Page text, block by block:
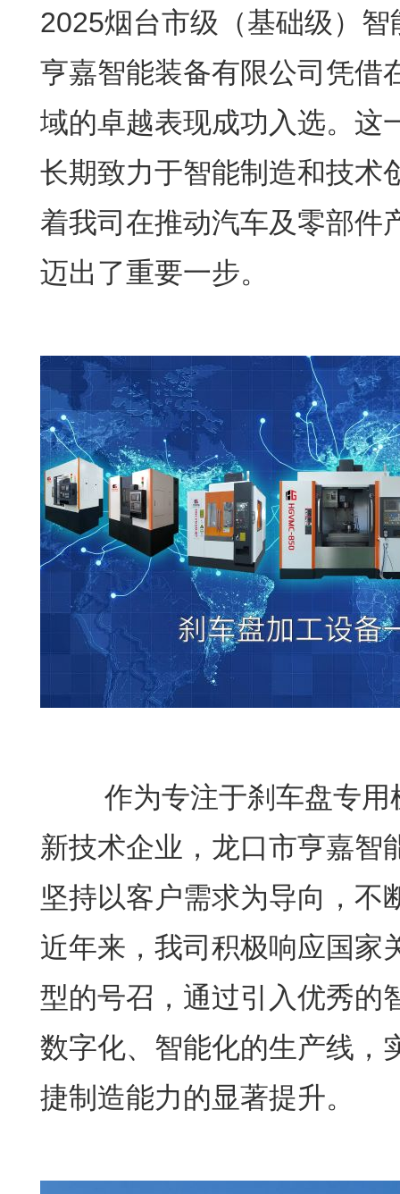
2025烟台市级（基础级）
亨嘉智能装备有限公司凭借
域的卓越表现成功入选。这
长期致力于智能制造和技术
着我司在推动汽车及零部件
迈出了重要一步。
作为专注于刹车盘专用
新技术企业，龙口市亨嘉智
坚持以客户需求为导向，不
近年来，我司积极响应国家
型的号召，通过引入优秀的
数字化、智能化的生产线，
捷制造能力的显著提升。